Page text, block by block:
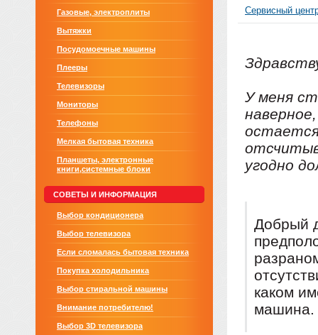
Газовые, электроплиты
Вытяжки
Посудомоечные машины
Плееры
Телевизоры
Мониторы
Телефоны
Мелкая бытовая техника
Планшеты, электронные
книги,системные блоки
СОВЕТЫ И ИНФОРМАЦИЯ
Выбор кондиционера
Выбор телевизора
Если сломалась бытовая техника
Покупка холодильника
Выбор стиральной машины
Внимание потребителю!
Выбор 3D телевизора
Сервисный
У меня
угодно
Добрый
каком
машина.